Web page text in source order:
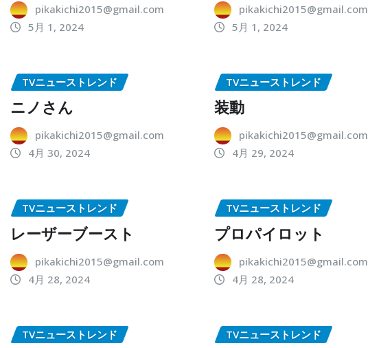
pikakichi2015@gmail.com
5月 1, 2024
pikakichi2015@gmail.com
5月 1, 2024
TVニューストレンド
ニノさん
pikakichi2015@gmail.com
4月 30, 2024
TVニューストレンド
装動
pikakichi2015@gmail.com
4月 29, 2024
TVニューストレンド
レーザーブースト
pikakichi2015@gmail.com
4月 28, 2024
TVニューストレンド
プロパイロット
pikakichi2015@gmail.com
4月 28, 2024
TVニューストレンド TVニューストレンド